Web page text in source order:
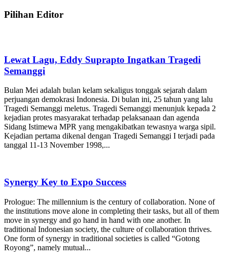
Pilihan Editor
Lewat Lagu, Eddy Suprapto Ingatkan Tragedi
Semanggi
Bulan Mei adalah bulan kelam sekaligus tonggak sejarah dalam
perjuangan demokrasi Indonesia. Di bulan ini, 25 tahun yang lalu
Tragedi Semanggi meletus. Tragedi Semanggi menunjuk kepada 2
kejadian protes masyarakat terhadap pelaksanaan dan agenda
Sidang Istimewa MPR yang mengakibatkan tewasnya warga sipil.
Kejadian pertama dikenal dengan Tragedi Semanggi I terjadi pada
tanggal 11-13 November 1998,...
Synergy Key to Expo Success
Prologue: The millennium is the century of collaboration. None of
the institutions move alone in completing their tasks, but all of them
move in synergy and go hand in hand with one another. In
traditional Indonesian society, the culture of collaboration thrives.
One form of synergy in traditional societies is called “Gotong
Royong”, namely mutual...